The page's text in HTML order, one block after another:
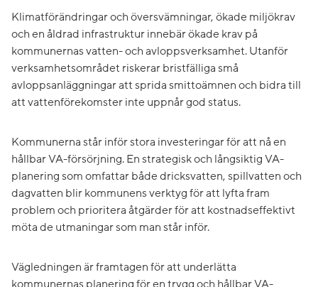
Klimatförändringar och översvämningar, ökade miljökrav
och en åldrad infrastruktur innebär ökade krav på
kommunernas vatten- och avloppsverksamhet. Utanför
verksamhetsområdet riskerar bristfälliga små
avloppsanläggningar att sprida smittoämnen och bidra till
att vattenförekomster inte uppnår god status.
Kommunerna står inför stora investeringar för att nå en
hållbar VA-försörjning. En strategisk och långsiktig VA-
planering som omfattar både dricksvatten, spillvatten och
dagvatten blir kommunens verktyg för att lyfta fram
problem och prioritera åtgärder för att kostnadseffektivt
möta de utmaningar som man står inför.
Vägledningen är framtagen för att underlätta
kommunernas planering för en trygg och hållbar VA-